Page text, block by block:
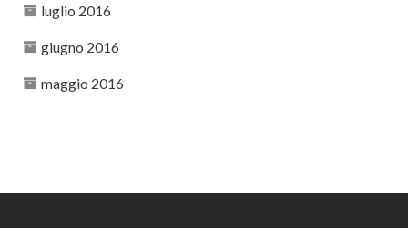
luglio 2016
giugno 2016
maggio 2016